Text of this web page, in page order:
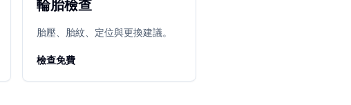
輪胎檢查
胎壓、胎紋、定位與更換建議。
檢查免費